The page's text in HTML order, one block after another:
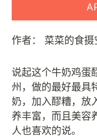
作者： 菜菜的食摄
说起这个牛奶鸡蛋
州，做的最好最具
奶，加入醪糟，放
养丰富，而且美容
人也喜欢的说。